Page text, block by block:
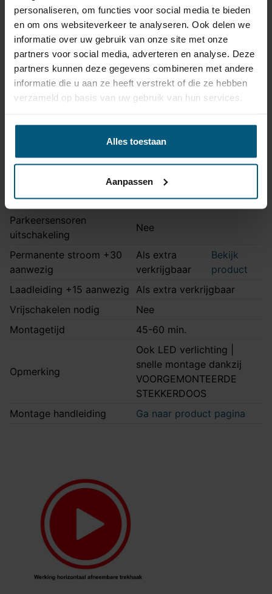
personaliseren, om functies voor social media te bieden
en om ons websiteverkeer te analyseren. Ook delen we
informatie over uw gebruik van onze site met onze
partners voor social media, adverteren en analyse. Deze
partners kunnen deze gegevens combineren met andere
informatie die u aan ze heeft verstrekt of die ze hebben
verzameld op basis van uw gebruik van hun services.
Alles toestaan
Aanpassen
Opmerking
Ook Quattro en S-Line
modellen
Montage handleiding
AHA 21A
Kabelset specificatie
Artikelnummer
Unikit 13/8
13 polig
Kabelset type
Universeel met module
Zonder originele
connectoren
Parkeersensoren
uitschakeling
Nee
Permanente stroom +30
aanwezig
Als extra
verkrijgbaar
Bekijk
product
Laadleiding +15 aanwezig Als extra verkrijgbaar
Vrijschakelen nodig
Nee
Montagetijd
45-60 min.
Opmerking
Ook LED verlichting |
snelle montage dankzij
VOORGEMONTEERDE
STEKKERDOOS
Montage handleiding
Ga naar product pagina